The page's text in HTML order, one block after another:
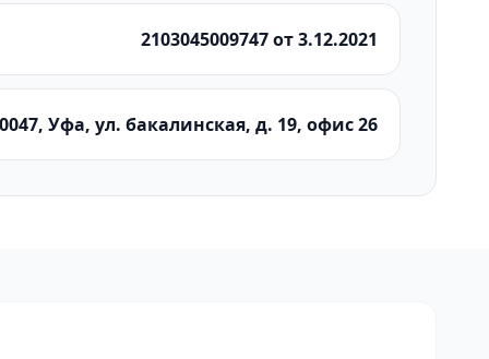
2103045009747 от 3.12.2021
Уфа, ул. бакалинская, д. 19, офис 26